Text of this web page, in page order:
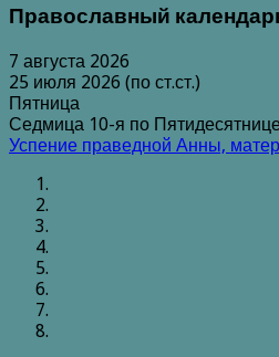
Православный
7 августа 2026
25 июля 2026 (по ст.ст.)
Пятница
Седмица 10-я по
Успение праведной Анны,